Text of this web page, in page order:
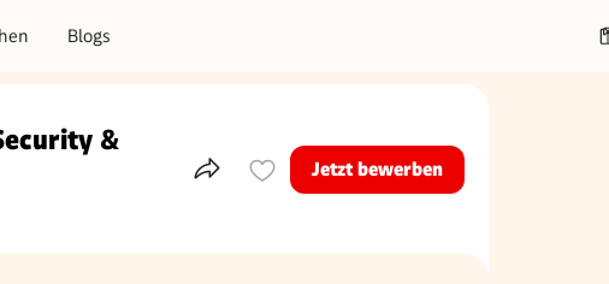
Blogs
&
Teile dieses InseratJetzt bewerben